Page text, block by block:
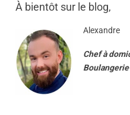
À bientôt sur le blog,
Alexandre
Chef à